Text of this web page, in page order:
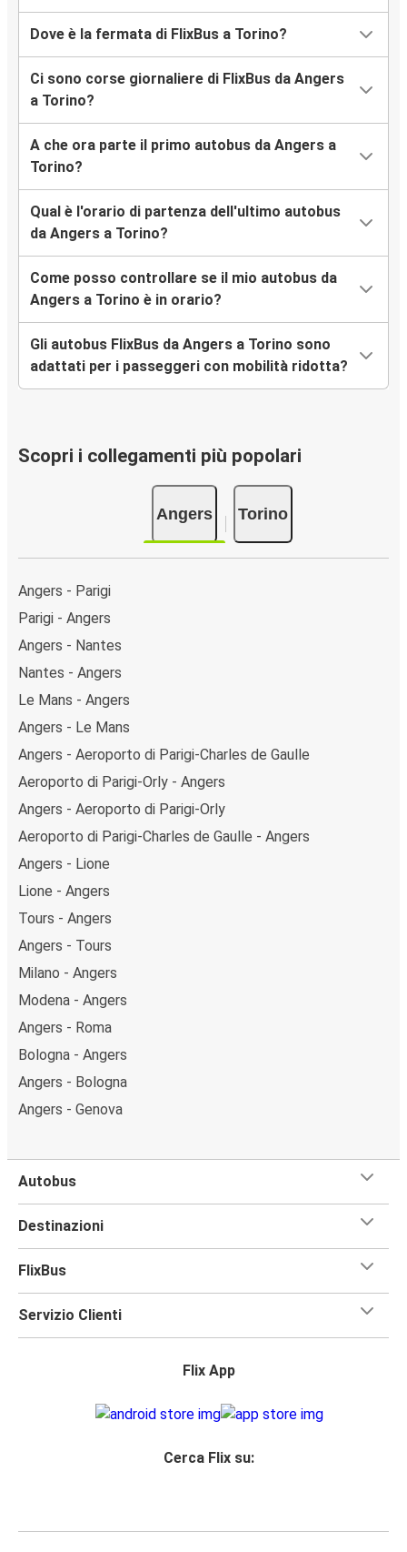
Dove è la fermata di FlixBus a Torino?
Ci sono corse giornaliere di FlixBus da Angers
a Torino?
A che ora parte il primo autobus da Angers a
Torino?
Qual è l'orario di partenza dell'ultimo autobus
da Angers a Torino?
Come posso controllare se il mio autobus da
Angers a Torino è in orario?
Gli autobus FlixBus da Angers a Torino sono
adattati per i passeggeri con mobilità ridotta?
Scopri i collegamenti più popolari
Angers Torino
Angers - Parigi
Parigi - Angers
Angers - Nantes
Nantes - Angers
Le Mans - Angers
Angers - Le Mans
Angers - Aeroporto di Parigi-Charles de Gaulle
Aeroporto di Parigi-Orly - Angers
Angers - Aeroporto di Parigi-Orly
Aeroporto di Parigi-Charles de Gaulle - Angers
Angers - Lione
Lione - Angers
Tours - Angers
Angers - Tours
Milano - Angers
Modena - Angers
Angers - Roma
Bologna - Angers
Angers - Bologna
Angers - Genova
Autobus
Destinazioni
FlixBus
Servizio Clienti
Flix App
Cerca Flix su: